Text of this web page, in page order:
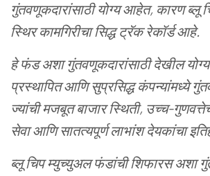
गुंतवणूकदारांसाठी योग्य आहेत, कारण ब्लू
स्थिर कामगिरीचा सिद्ध ट्रॅक रेकॉर्ड आहे.
हे फंड अशा गुंतवणूकदारांसाठी देखील योग्य
प्रस्थापित आणि सुप्रसिद्ध कंपन्यांमध्ये
ज्यांची मजबूत बाजार स्थिती, उच्च-
सेवा आणि सातत्यपूर्ण लाभांश देयकांचा
ब्लू चिप म्युच्युअल फंडांची शिफारस अशा